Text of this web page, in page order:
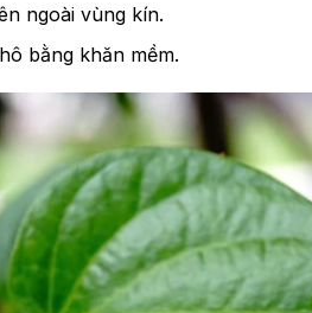
ngoài vùng kín.
bằng khăn mềm.